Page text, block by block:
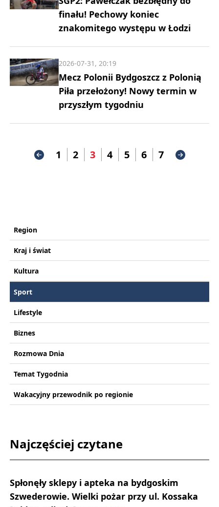
finału! Pechowy koniec
znakomitego występu w Łodzi
Mecz Polonii Bydgoszcz z Polonią
Piła przełożony! Nowy termin w
przyszłym tygodniu
2026-07-31, 20:19
1 2 3 4 5 6 7
Region
Kraj i świat
Kultura
Sport
Lifestyle
Biznes
Rozmowa Dnia
Temat Tygodnia
Wakacyjny przewodnik po regionie
Najczęściej czytane
Spłonęły sklepy i apteka na bydgoskim
Szwederowie. Wielki pożar przy ul. Kossaka